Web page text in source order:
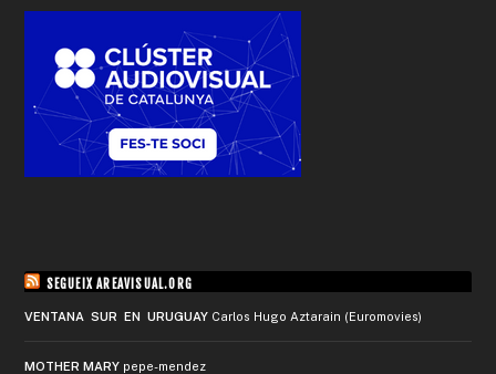
SEGUEIX AREAVISUAL.ORG
VENTANA SUR EN URUGUAY Carlos Hugo Aztarain (Euromovies)
MOTHER MARY pepe-mendez